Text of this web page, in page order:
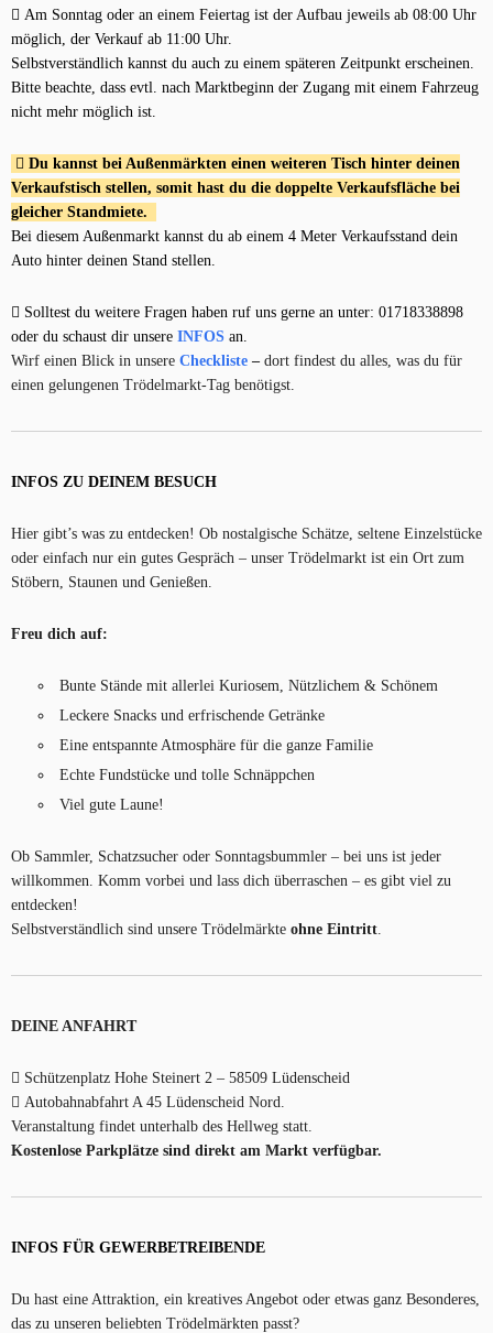
Am Sonntag oder an einem Feiertag ist der Aufbau jeweils ab 08:00 Uhr
möglich, der Verkauf ab 11:00 Uhr.
Selbstverständlich kannst du auch zu einem späteren Zeitpunkt erscheinen.
Bitte beachte, dass evtl. nach Marktbeginn der Zugang mit einem Fahrzeug
nicht mehr möglich ist.
Du kannst bei Außenmärkten einen weiteren Tisch hinter deinen
Verkaufstisch stellen, somit hast du die doppelte Verkaufsfläche bei
gleicher Standmiete.
Bei diesem Außenmarkt kannst du ab einem 4 Meter Verkaufsstand dein
Auto hinter deinen Stand stellen.
Solltest du weitere Fragen haben ruf uns gerne an unter: 01718338898
oder du schaust dir unsere INFOS an.
Wirf einen Blick in unsere Checkliste – dort findest du alles, was du für
einen gelungenen Trödelmarkt-Tag benötigst.
INFOS ZU DEINEM BESUCH
Hier gibt’s was zu entdecken! Ob nostalgische Schätze, seltene Einzelstücke
oder einfach nur ein gutes Gespräch – unser Trödelmarkt ist ein Ort zum
Stöbern, Staunen und Genießen.
Freu dich auf:
Bunte Stände mit allerlei Kuriosem, Nützlichem & Schönem
Leckere Snacks und erfrischende Getränke
Eine entspannte Atmosphäre für die ganze Familie
Echte Fundstücke und tolle Schnäppchen
Viel gute Laune!
Ob Sammler, Schatzsucher oder Sonntagsbummler – bei uns ist jeder
willkommen. Komm vorbei und lass dich überraschen – es gibt viel zu
entdecken!
Selbstverständlich sind unsere Trödelmärkte ohne Eintritt.
DEINE ANFAHRT
Schützenplatz Hohe Steinert 2 – 58509 Lüdenscheid
Autobahnabfahrt A 45 Lüdenscheid Nord.
Veranstaltung findet unterhalb des Hellweg statt.
Kostenlose Parkplätze sind direkt am Markt verfügbar.
INFOS FÜR GEWERBETREIBENDE
Du hast eine Attraktion, ein kreatives Angebot oder etwas ganz Besonderes,
das zu unseren beliebten Trödelmärkten passt?